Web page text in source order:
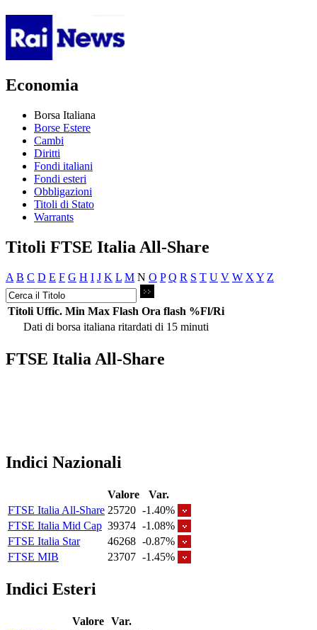
Economia
Borsa Italiana
Borse Estere
Cambi
Diritti
Fondi italiani
Fondi esteri
Obbligazioni
Titoli di Stato
Warrants
Titoli FTSE Italia All-Share
A B C D E F G H I J K L M N O P Q R S T U V W X Y Z
Titoli Uffic. Min Max Flash Ora flash %Fl/Ri
Dati di borsa italiana ritardati di 15 minuti
FTSE Italia All-Share
Indici Nazionali
Valore
Var.
FTSE Italia All-Share 25720 -1.40%
FTSE Italia Mid Cap 39374 -1.08%
FTSE Italia Star
46268 -0.87%
FTSE MIB
23707 -1.45%
Indici Esteri
Valore Var.